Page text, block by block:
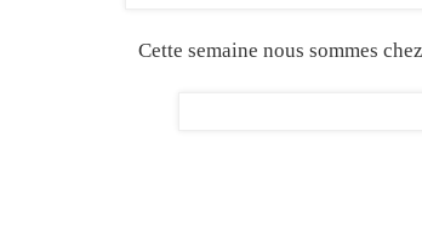
Cette semaine nous sommes chez